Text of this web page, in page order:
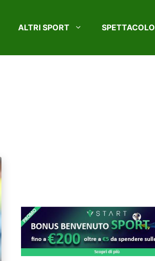
ALTRI SPORT SPETTACOLO